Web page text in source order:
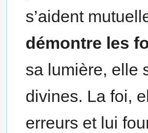
s’aident
démontre les
sa lumière, elle
divines. La foi,
erreurs et lui